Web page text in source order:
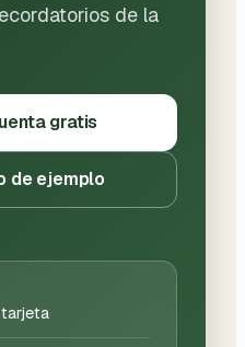
de la
gratis
de ejemplo
tarjeta